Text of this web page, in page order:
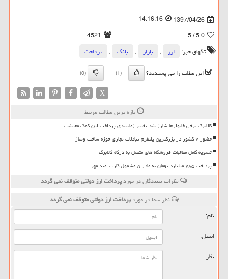
1397/04/26
14:16:16
5.0
/ 5
4521
تگهای خبر:
ارز , بازار , بانك ,
پرداخت
این مطلب را می پسندید؟
(1)
(0)
X
تازه ترین مطالب مرتبط
کالابرگ برخی خانوارها شارژ شد تغییر زمانبندی پرداخت این کمک معیشت
حضور ۷ کشور در بزرگترین پلتفرم تبادلات تجاری حوزه ساخت وساز
تسویه کامل مطالبات فروشگاه های متصل به درگاه کالابرگ
پرداخت ۷۸۵ میلیارد تومان به مادران مشمول کارت امید مهر
نظرات بینندگان در موردپرداخت ارز دولتی متوقف نمی گردد
نظر شما در موردپرداخت ارز دولتی متوقف نمی گردد
نام:
ایمیل:
نظر: